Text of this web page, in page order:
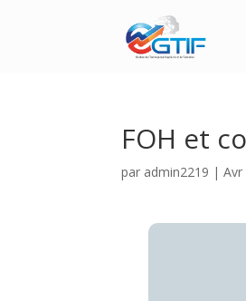
FOH et
par admin2219 |Avr